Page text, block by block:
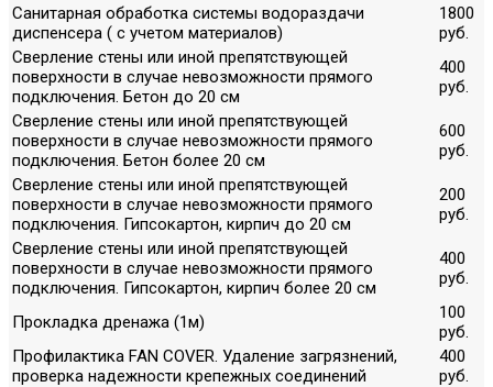
Санитарная обработка системы водораздачи
диспенсера ( с учетом материалов)
1800
руб.
Сверление стены или иной препятствующей
поверхности в случае невозможности прямого
подключения. Бетон до 20 см
400
руб.
Сверление стены или иной препятствующей
поверхности в случае невозможности прямого
подключения. Бетон более 20 см
600
руб.
Сверление стены или иной препятствующей
поверхности в случае невозможности прямого
подключения. Гипсокартон, кирпич до 20 см
200
руб.
Сверление стены или иной препятствующей
поверхности в случае невозможности прямого
подключения. Гипсокартон, кирпич более 20 см
400
руб.
Прокладка дренажа (1м)
100
руб.
Профилактика FAN COVER. Удаление загрязнений,
проверка надежности крепежных соединений
400
руб.